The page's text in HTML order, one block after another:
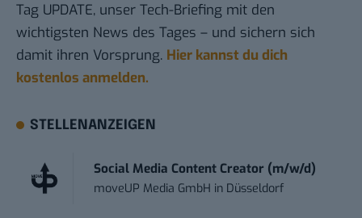
Tag UPDATE, unser Tech-Briefing mit den
wichtigsten News des Tages – und sichern sich
damit ihren Vorsprung. Hier kannst du dich
kostenlos anmelden.
STELLENANZEIGEN
Social Media Content Creator (m/w/d)
moveUP Media GmbH in Düsseldorf